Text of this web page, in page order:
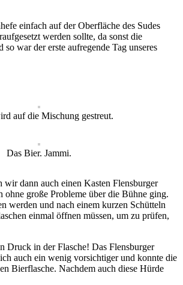
einfach auf der Oberfläche des Sudes
werden sollte, da sonst die
war der erste aufregende Tag unseres
auf die Mischung gestreut.
Das Bier. Jammi.
dann auch einen Kasten Flensburger
ohne große Probleme über die Bühne ging.
werden und nach einem kurzen Schütteln
einmal öffnen müssen, um zu prüfen,
Druck in der Flasche! Das Flensburger
auch ein wenig vorsichtiger und konnte die
Bierflasche. Nachdem auch diese Hürde